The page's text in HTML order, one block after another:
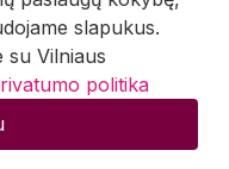
slapukus.
su Vilniaus
politika